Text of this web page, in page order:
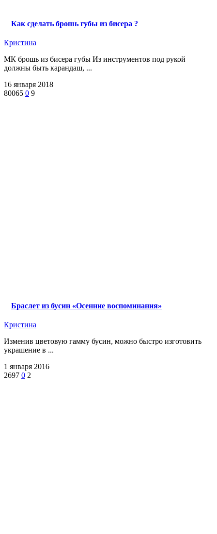
Как сделать брошь губы из бисера ?
Кристина
МК брошь из бисера губы Из инструментов под рукой
должны быть карандаш, ...
16 января 2018
80065 0 9
Браслет из бусин «Осенние воспоминания»
Кристина
Изменив цветовую гамму бусин, можно быстро изготовить
украшение в ...
1 января 2016
2697 0 2